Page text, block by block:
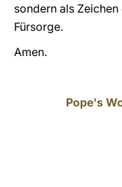
sondern als
Fürsorge.
Amen.
Pope's